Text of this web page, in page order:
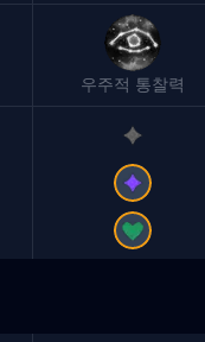
우주적 통찰력